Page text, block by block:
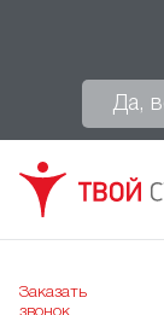
Да,
Заказать
звонок